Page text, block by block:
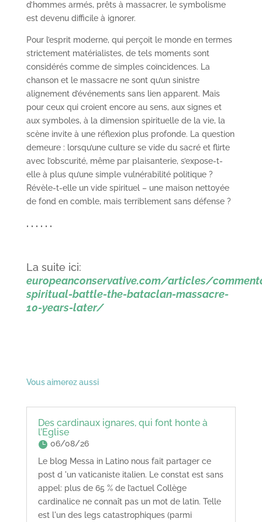
d’hommes armés, prêts à massacrer, le symbolisme
est devenu difficile à ignorer.
Pour l’esprit moderne, qui perçoit le monde en termes
strictement matérialistes, de tels moments sont
considérés comme de simples coïncidences. La
chanson et le massacre ne sont qu’un sinistre
alignement d’événements sans lien apparent. Mais
pour ceux qui croient encore au sens, aux signes et
aux symboles, à la dimension spirituelle de la vie, la
scène invite à une réflexion plus profonde. La question
demeure : lorsqu’une culture se vide du sacré et flirte
avec l’obscurité, même par plaisanterie, s’expose-t-
elle à plus qu’une simple vulnérabilité politique ?
Révèle-t-elle un vide spirituel – une maison nettoyée
de fond en comble, mais terriblement sans défense ?
. . . . . .
La suite ici:
europeanconservative.com/articles/
spiritual-battle-the-bataclan-massacre-
10-years-later/
Vous aimerez aussi
Des cardinaux ignares, qui font honte à
l’Eglise
06/08/26
Le blog Messa in Latino nous fait partager ce
post d 'un vaticaniste italien. Le constat est sans
appel: plus de 65 % de l’actuel Collège
cardinalice ne connaît pas un mot de latin. Telle
est l'un des legs catastrophiques (parmi